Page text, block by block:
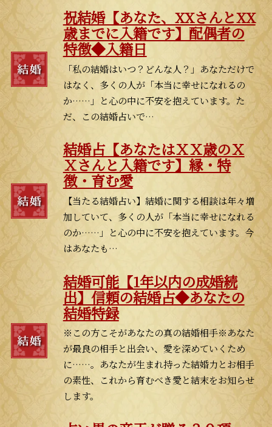
祝結婚【あなた、XXさんとXX
歳までに入籍です】配偶者の
特徴◆入籍日
「私の結婚はいつ？どんな人？」あなただけで
はなく、多くの人が「本当に幸せになれるの
か……」と心の中に不安を抱えています。た
だ、この結婚占いで…
結婚占【あなたはＸＸ歳のＸ
Ｘさんと入籍です】縁・特
徴・育む愛
【当たる結婚占い】結婚に関する相談は年々増
加していて、多くの人が「本当に幸せになれる
のか……」と心の中に不安を抱えています。今
はあなたも…
結婚可能【1年以内の成婚続
出】信頼の結婚占◆あなたの
結婚特録
※この方こそがあなたの真の結婚相手※あなた
が最良の相手と出会い、愛を深めていくため
に……。あなたが生まれ持った結婚力とお相手
の素性、これから育むべき愛と結末をお知らせ
します。